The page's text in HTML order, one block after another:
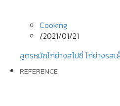
Cooking
/2021/01/21
สูตรหมักไก่ย่างสไปซี่ ไก่ย่างรส
REFERENCE